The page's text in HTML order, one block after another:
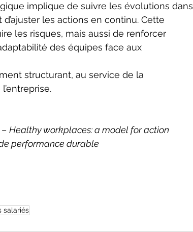
implique de suivre les évolutions dans
les actions en continu. Cette
les risques, mais aussi de renforcer
des équipes face aux
structurant, au service de la
Healthy workplaces: a model for action
performance durable
salariés